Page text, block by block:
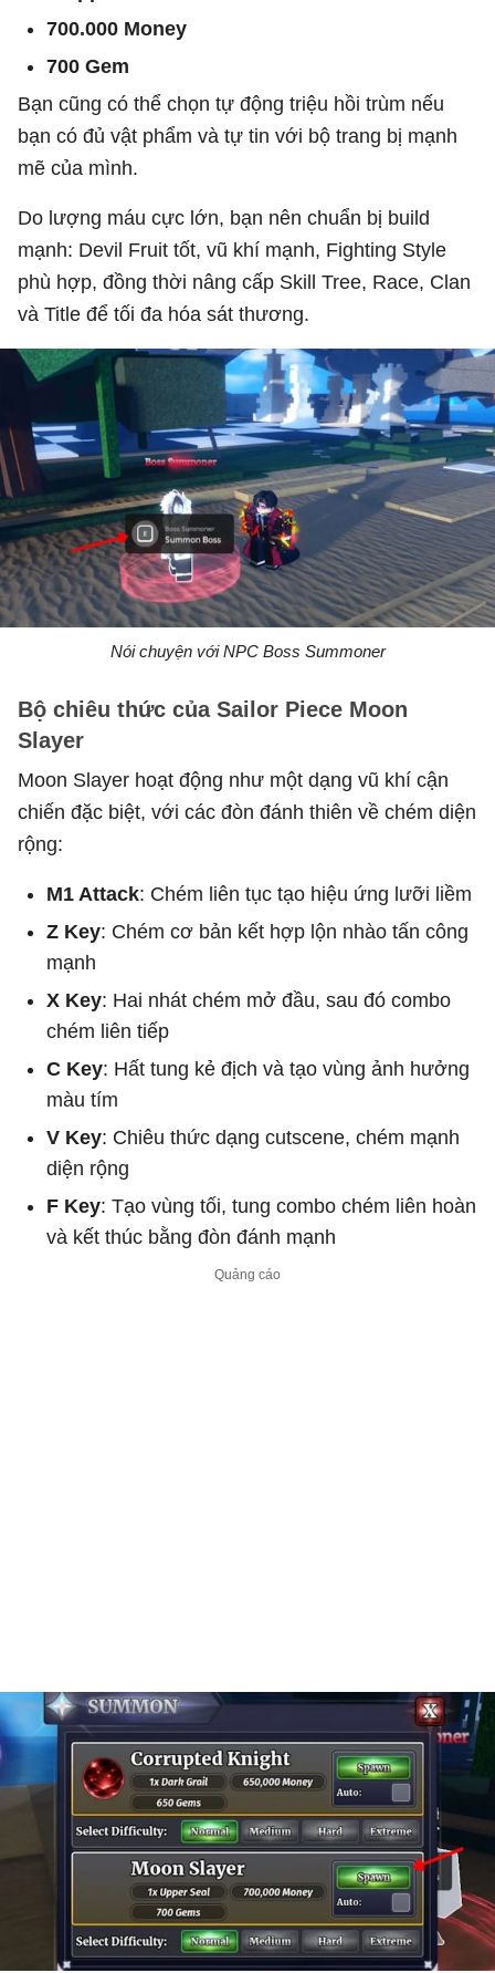
700.000 Money
700 Gem
Bạn cũng có thể chọn tự động triệu hồi trùm nếu
bạn có đủ vật phẩm và tự tin với bộ trang bị mạnh
mẽ của mình.
Do lượng máu cực lớn, bạn nên chuẩn bị build
mạnh: Devil Fruit tốt, vũ khí mạnh, Fighting Style
phù hợp, đồng thời nâng cấp Skill Tree, Race, Clan
và Title để tối đa hóa sát thương.
Nói chuyện với NPC Boss Summoner
Bộ chiêu thức của Sailor Piece Moon
Slayer
Moon Slayer hoạt động như một dạng vũ khí cận
chiến đặc biệt, với các đòn đánh thiên về chém diện
rộng:
M1 Attack: Chém liên tục tạo hiệu ứng lưỡi liềm
Z Key: Chém cơ bản kết hợp lộn nhào tấn công
mạnh
X Key: Hai nhát chém mở đầu, sau đó combo
chém liên tiếp
C Key: Hất tung kẻ địch và tạo vùng ảnh hưởng
màu tím
V Key: Chiêu thức dạng cutscene, chém mạnh
diện rộng
F Key: Tạo vùng tối, tung combo chém liên hoàn
và kết thúc bằng đòn đánh mạnh